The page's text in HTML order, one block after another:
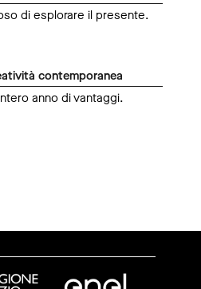
di esplorare il presente.
contemporanea
anno di vantaggi.